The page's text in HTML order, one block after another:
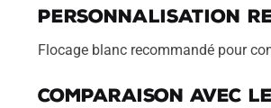
Personnalisation
Flocage blanc recommandé pour
Comparaison avec